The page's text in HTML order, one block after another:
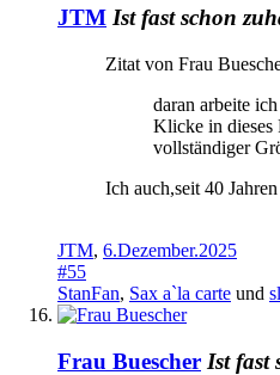
JTM Ist fast schon
Zitat von Frau
daran arbeite
Klicke in dieses
vollständiger
Ich auch,seit 40 Jahren
JTM, 6.Dezember.2025
#55
StanFan, Sax a`la carte und
Frau Buescher Ist fast